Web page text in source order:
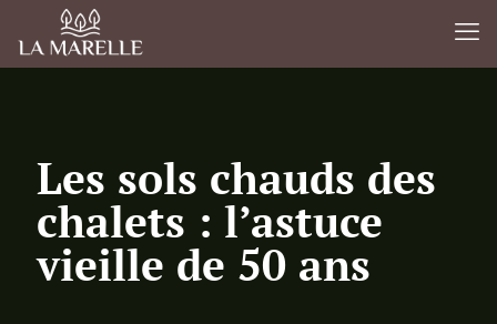
Les sols chauds des
chalets : l’astuce
vieille de 50 ans